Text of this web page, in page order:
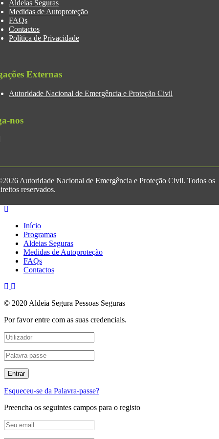
Aldeias Seguras
Medidas de Autoproteção
FAQs
Contactos
Política de Privacidade
Externas
Autoridade Nacional de Emergência e Proteção Civil
nos
Autoridade Nacional de Emergência e Proteção Civil. Todos os
reservados.
Início
Programas
Aldeias Seguras
Medidas de Autoproteção
FAQs
Contactos
© 2020 Aldeia Segura Pessoas Seguras
Por favor entre com as suas credenciais.
Esqueceu-se da Palavra-passe?
Preencha os seguintes campos para o registo